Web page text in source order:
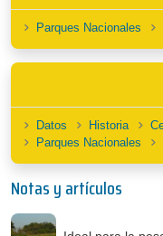
Parques Nacionales
Datos Historia
Parques Nacionales
Notas y artículos